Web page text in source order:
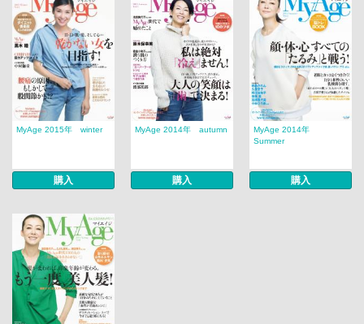
MyAge 2015年 winter
購入
MyAge 2014年 autumn
購入
MyAge 2014年
Summer
購入